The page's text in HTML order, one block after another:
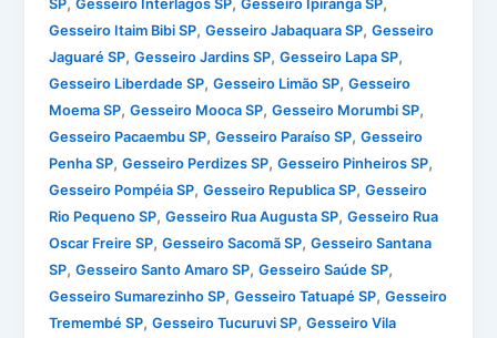
SP Gesseiro Interlagos SP Gesseiro Ipiranga SP
Gesseiro Itaim Bibi SP,Gesseiro Jabaquara SP,Gesseiro
Jaguaré SP,Gesseiro Jardins SP,Gesseiro Lapa SP,
Gesseiro Liberdade SP,Gesseiro Limão SP,Gesseiro
Moema SP,Gesseiro Mooca SP,Gesseiro Morumbi SP,
Gesseiro Pacaembu SP,Gesseiro Paraíso SP,Gesseiro
Penha SP,Gesseiro Perdizes SP,Gesseiro Pinheiros SP,
Gesseiro Pompéia SP,Gesseiro Republica SP,Gesseiro
Rio Pequeno SP,Gesseiro Rua Augusta SP,Gesseiro Rua
Oscar Freire SP,Gesseiro Sacomã SP,Gesseiro Santana
SP,Gesseiro Santo Amaro SP,Gesseiro Saúde SP,
Gesseiro Sumarezinho SP,Gesseiro Tatuapé SP,Gesseiro
Tremembé SP,Gesseiro Tucuruvi SP,Gesseiro Vila